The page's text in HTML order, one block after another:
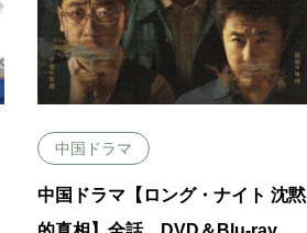
中国ドラマ
中国ドラマ【ロング・ナイト 沈黙